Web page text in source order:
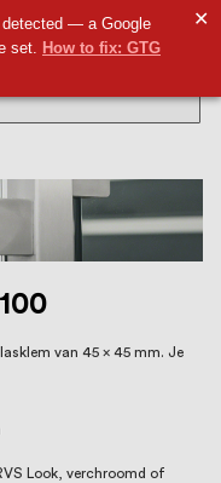
— a Google
set. How to fix: GTG
✕
met
producten
waaronder
In onze
assortiment
met meer dan
Wij hebben
waar we
geheel volgens
van 45 x 45 mm. Je
Look, verchroomd of